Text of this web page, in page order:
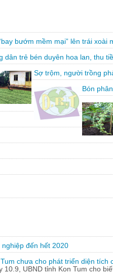
bướm mềm mại” lên trái xoài
dân trẻ bén duyên hoa lan, thu
Sợ trộm, người trồng
Bón
đến hết 2020
chưa cho phát triển diện tích
10.9, UBND tỉnh Kon Tum cho